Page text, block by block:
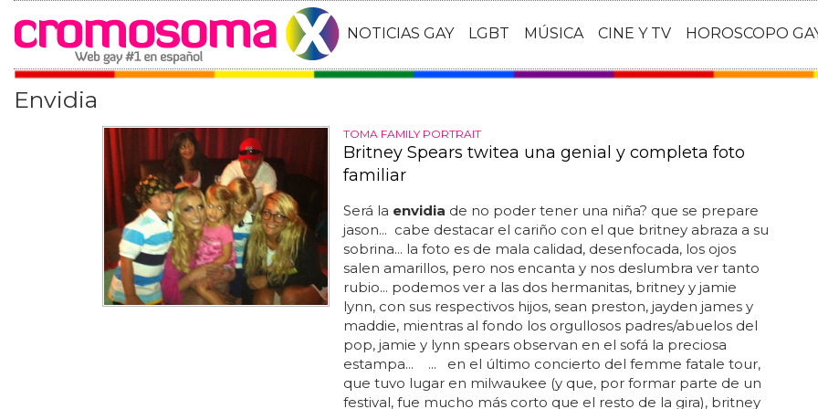
NOTICIAS GAY LGBT MÚSICA CINE Y TV HOROSCOPO
Envidia
TOMA FAMILY PORTRAIT
Britney Spears twitea una genial y completa foto
familiar
Será la envidia de no poder tener una niña? que se prepare
jason... cabe destacar el cariño con el que britney abraza a su
sobrina... la foto es de mala calidad, desenfocada, los ojos
salen amarillos, pero nos encanta y nos deslumbra ver tanto
rubio... podemos ver a las dos hermanitas, britney y jamie
lynn, con sus respectivos hijos, sean preston, jayden james y
maddie, mientras al fondo los orgullosos padres/abuelos del
pop, jamie y lynn spears observan en el sofá la preciosa
estampa... ... en el último concierto del femme fatale tour,
que tuvo lugar en milwaukee (y que, por formar parte de un
festival, fue mucho más corto que el resto de la gira), britney